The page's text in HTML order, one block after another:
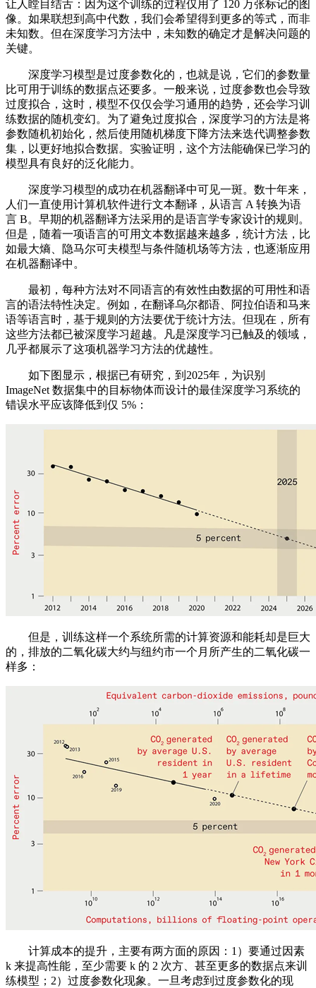
让人瞠目结舌：因为这个训练的过程仅用了 120 万张标记的图
像。如果联想到高中代数，我们会希望得到更多的等式，而非
未知数。但在深度学习方法中，未知数的确定才是解决问题的
关键。
深度学习模型是过度参数化的，也就是说，它们的参数量
比可用于训练的数据点还要多。一般来说，过度参数也会导致
过度拟合，这时，模型不仅仅会学习通用的趋势，还会学习训
练数据的随机变幻。为了避免过度拟合，深度学习的方法是将
参数随机初始化，然后使用随机梯度下降方法来迭代调整参数
集，以更好地拟合数据。实验证明，这个方法能确保已学习的
模型具有良好的泛化能力。
深度学习模型的成功在机器翻译中可见一斑。数十年来，
人们一直使用计算机软件进行文本翻译，从语言 A 转换为语
言 B。早期的机器翻译方法采用的是语言学专家设计的规则。
但是，随着一项语言的可用文本数据越来越多，统计方法，比
如最大熵、隐马尔可夫模型与条件随机场等方法，也逐渐应用
在机器翻译中。
最初，每种方法对不同语言的有效性由数据的可用性和语
言的语法特性决定。例如，在翻译乌尔都语、阿拉伯语和马来
语等语言时，基于规则的方法要优于统计方法。但现在，所有
这些方法都已被深度学习超越。凡是深度学习已触及的领域，
几乎都展示了这项机器学习方法的优越性。
如下图显示，根据已有研究，到2025年，为识别
ImageNet 数据集中的目标物体而设计的最佳深度学习系统的
错误水平应该降低到仅 5%：
但是，训练这样一个系统所需的计算资源和能耗却是巨大
的，排放的二氧化碳大约与纽约市一个月所产生的二氧化碳一
样多：
计算成本的提升，主要有两方面的原因：1）要通过因素
k 来提高性能，至少需要 k 的 2 次方、甚至更多的数据点来训
练模型；2）过度参数化现象。一旦考虑到过度参数化的现